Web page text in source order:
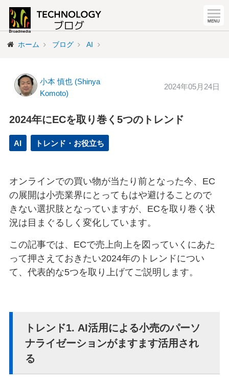
ホーム ブログ AI
小本 慎也 (Shinya
Komoto)
2024年05月24日
2024年にECを取り巻く5つのトレンド
AI トレンド・お役立ち
オンラインでの買い物が当たり前となった今、EC
の展開は小売業界にとってもはや避けることので
きない選択肢となっていますが、ECを取り巻く状
況は目まぐるしく変化しています。
この記事では、ECで売上向上を図っていくにあた
って押さえておきたい2024年のトレンドについ
て、代表的な5つを取り上げてご説明します。
トレンド1. AI活用による小売のパーソ
ナライゼーションがますます活用され
る